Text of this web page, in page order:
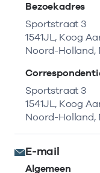
Op zoek
Bekijk de
log in voor de
Zorgprisma.nl.
Naar
Bezoekadres
Sportstraat 3
1541JL, Koog
Noord-Holland,
Sportstraat 3
1541JL, Koog
Noord-Holland,
E-mail
Algemeen